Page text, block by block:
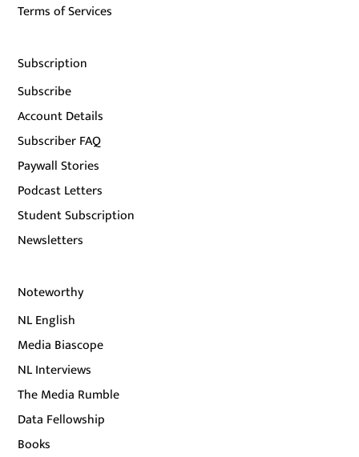
Terms of Services
Subscription
Subscribe
Account Details
Subscriber FAQ
Paywall Stories
Podcast Letters
Student Subscription
Newsletters
Noteworthy
NL English
Media Biascope
NL Interviews
The Media Rumble
Data Fellowship
Books